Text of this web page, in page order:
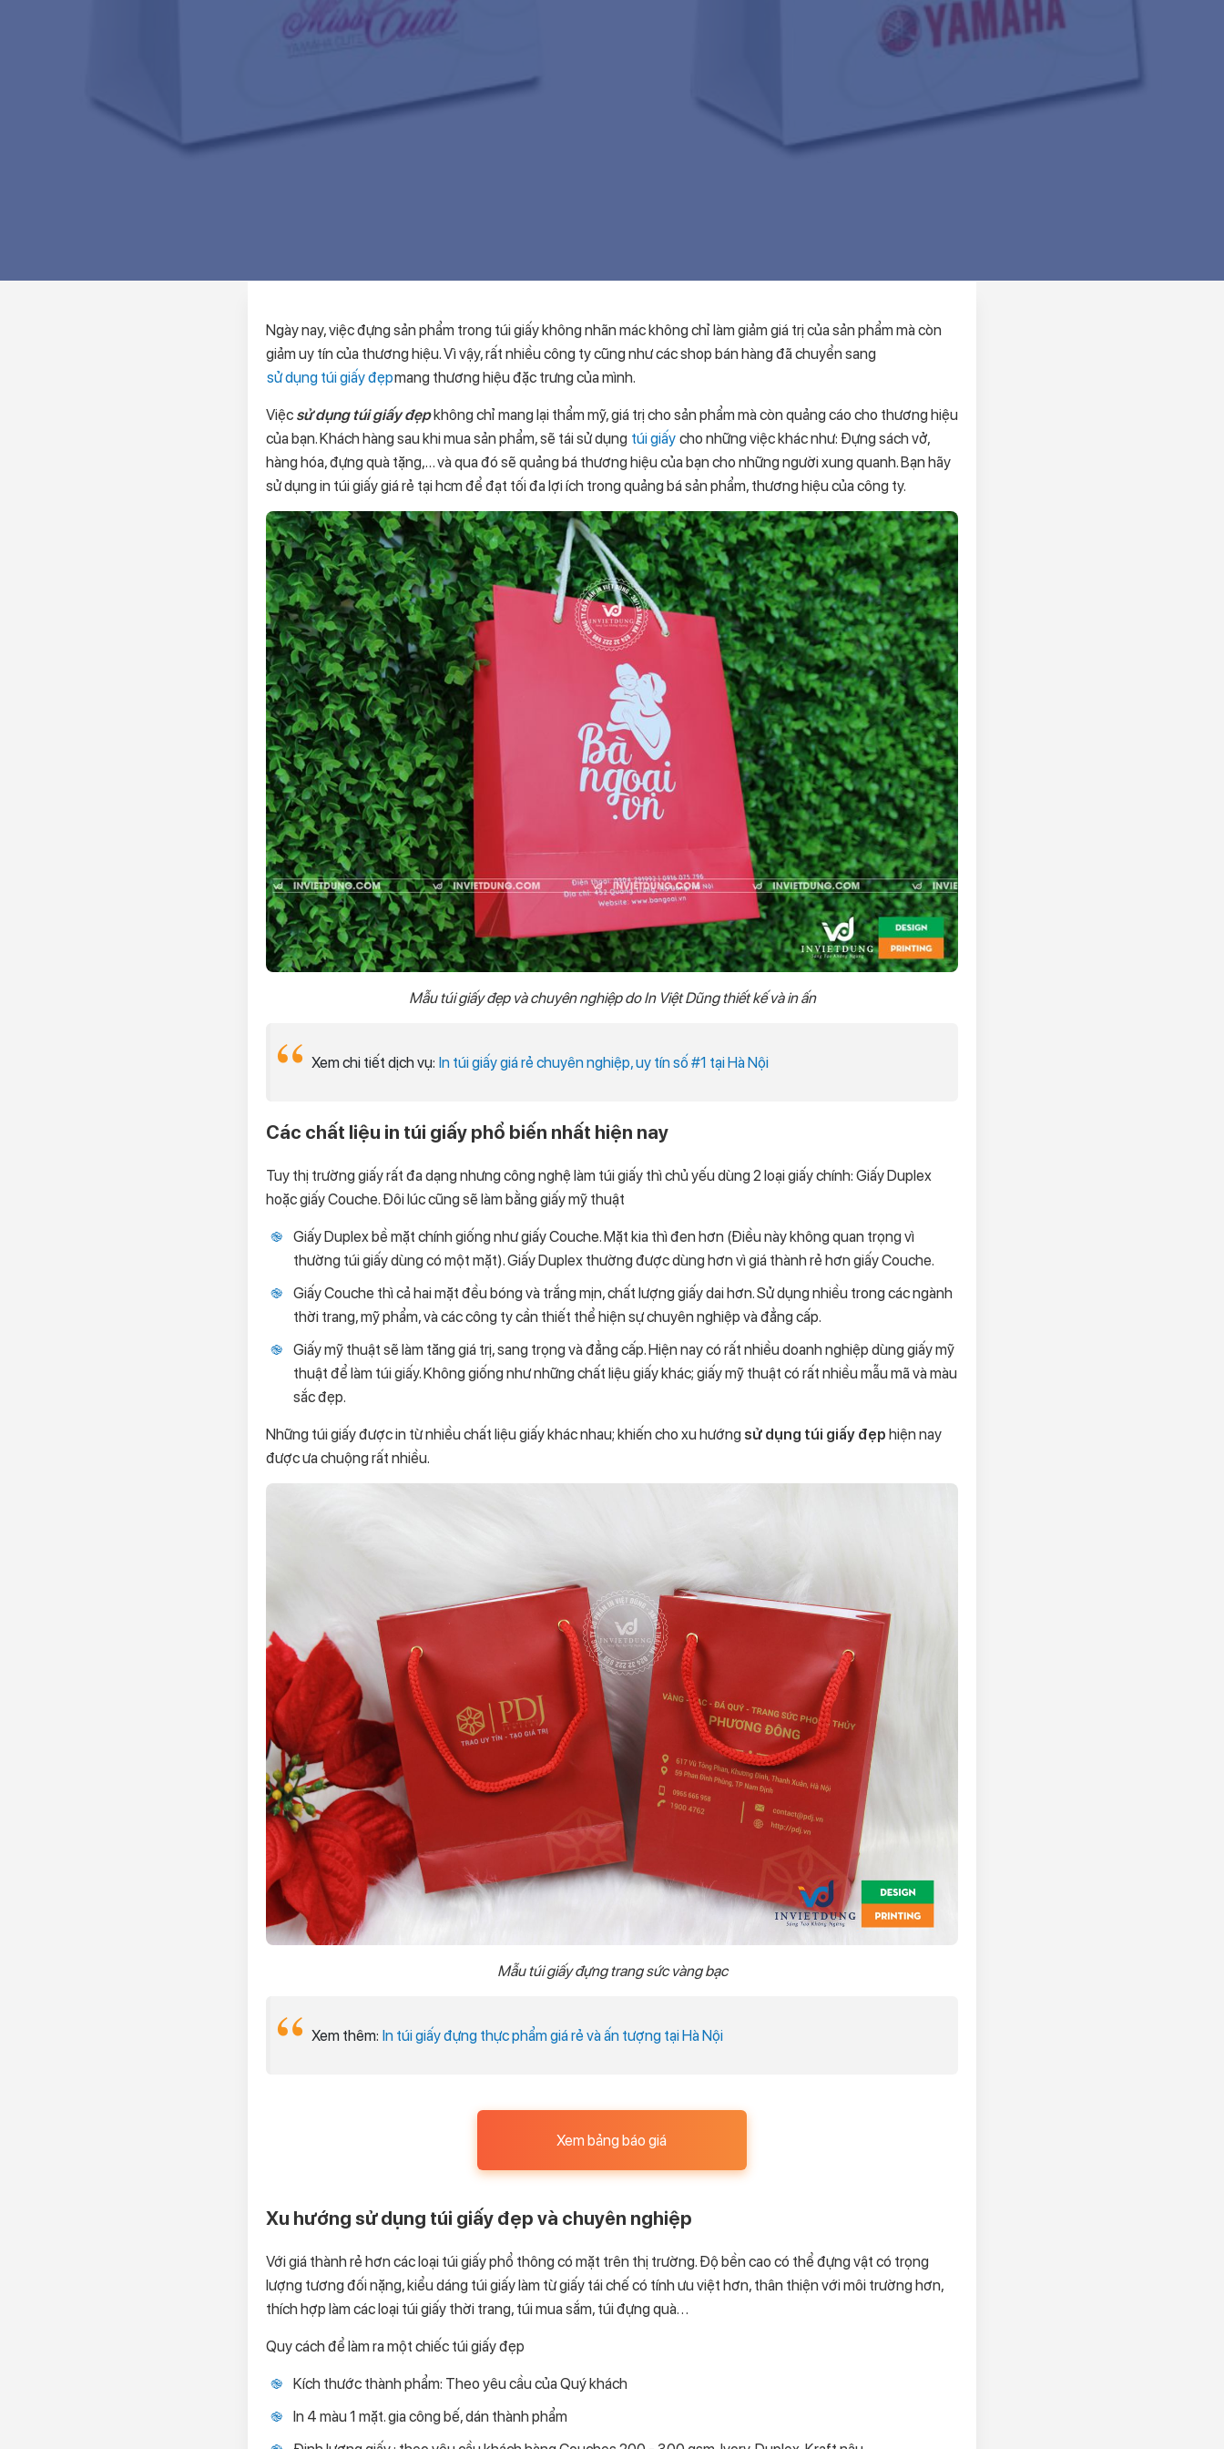
Ngày nay, việc đựng sản phẩm trong túi giấy không nhãn mác không chỉ làm giảm giá trị của sản phẩm mà còn
giảm uy tín của thương hiệu. Vì vậy, rất nhiều công ty cũng như các shop bán hàng đã chuyển sang
sử dụng túi giấy đẹpmang thương hiệu đặc trưng của mình.
Việc sử dụng túi giấy đẹpkhông chỉ mang lại thẩm mỹ, giá trị cho sản phẩm mà còn quảng cáo cho thương hiệu
của bạn. Khách hàng sau khi mua sản phẩm, sẽ tái sử dụng túi giấy cho những việc khác như: Đựng sách vở,
hàng hóa, đựng quà tặng,… và qua đó sẽ quảng bá thương hiệu của bạn cho những người xung quanh. Bạn hãy
sử dụng in túi giấy giá rẻ tại hcm để đạt tối đa lợi ích trong quảng bá sản phẩm, thương hiệu của công ty.
Mẫu túi giấy đẹp và chuyên nghiệp do In Việt Dũng thiết kế và in ấn
Xem chi tiết dịch vụ: In túi giấy giá rẻ chuyên nghiệp, uy tín số #1 tại Hà Nội
Các chất liệu in túi giấy phổ biến nhất hiện nay
Tuy thị trường giấy rất đa dạng nhưng công nghệ làm túi giấy thì chủ yếu dùng 2 loại giấy chính: Giấy Duplex
hoặc giấy Couche. Đôi lúc cũng sẽ làm bằng giấy mỹ thuật
Giấy Duplex bề mặt chính giống như giấy Couche. Mặt kia thì đen hơn (Điều này không quan trọng vì
thường túi giấy dùng có một mặt). Giấy Duplex thường được dùng hơn vì giá thành rẻ hơn giấy Couche.
Giấy Couche thì cả hai mặt đều bóng và trắng mịn, chất lượng giấy dai hơn. Sử dụng nhiều trong các ngành
thời trang, mỹ phẩm, và các công ty cần thiết thể hiện sự chuyên nghiệp và đẳng cấp.
Giấy mỹ thuật sẽ làm tăng giá trị, sang trọng và đẳng cấp. Hiện nay có rất nhiều doanh nghiệp dùng giấy mỹ
thuật để làm túi giấy. Không giống như những chất liệu giấy khác; giấy mỹ thuật có rất nhiều mẫu mã và màu
sắc đẹp.
Những túi giấy được in từ nhiều chất liệu giấy khác nhau; khiến cho xu hướng sử dụng túi giấy đẹp hiện nay
được ưa chuộng rất nhiều.
Mẫu túi giấy đựng trang sức vàng bạc
Xem thêm: In túi giấy đựng thực phẩm giá rẻ và ấn tượng tại Hà Nội
Xem bảng báo giá
Xu hướng sử dụng túi giấy đẹp và chuyên nghiệp
Với giá thành rẻ hơn các loại túi giấy phổ thông có mặt trên thị trường. Độ bền cao có thể đựng vật có trọng
lượng tương đối nặng, kiểu dáng túi giấy làm từ giấy tái chế có tính ưu việt hơn, thân thiện với môi trường hơn,
thích hợp làm các loại túi giấy thời trang, túi mua sắm, túi đựng quà. . .
Quy cách để làm ra một chiếc túi giấy đẹp
Kích thước thành phẩm: Theo yêu cầu của Quý khách
In 4 màu 1 mặt. gia công bế, dán thành phẩm